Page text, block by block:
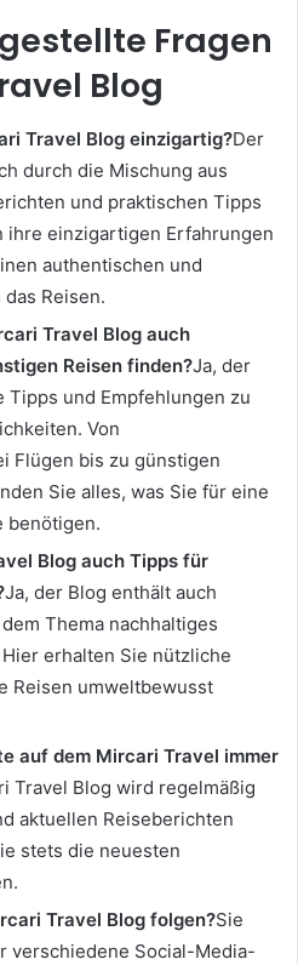
Fragen
Blog
Travel Blog einzigartig?Der
durch die Mischung aus
und praktischen Tipps
ihre einzigartigen Erfahrungen
authentischen und
Reisen.
Travel Blog auch
Reisen finden?Ja, der
Tipps und Empfehlungen zu
Von
Flügen bis zu günstigen
Sie alles, was Sie für eine
benötigen.
Blog auch Tipps für
Ja, der Blog enthält auch
Thema nachhaltiges
erhalten Sie nützliche
Reisen umweltbewusst
auf dem Mircari Travel immer
Travel Blog wird regelmäßig
aktuellen Reiseberichten
stets die neuesten
Travel Blog folgen?Sie
verschiedene Social-Media-